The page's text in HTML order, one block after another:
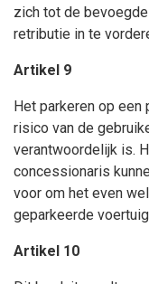
zich tot de
retributie in te
Artikel 9
Het parkeren op
risico van de
verantwoordelijk is.
concessionaris
voor om het even
geparkeerde
Artikel 10